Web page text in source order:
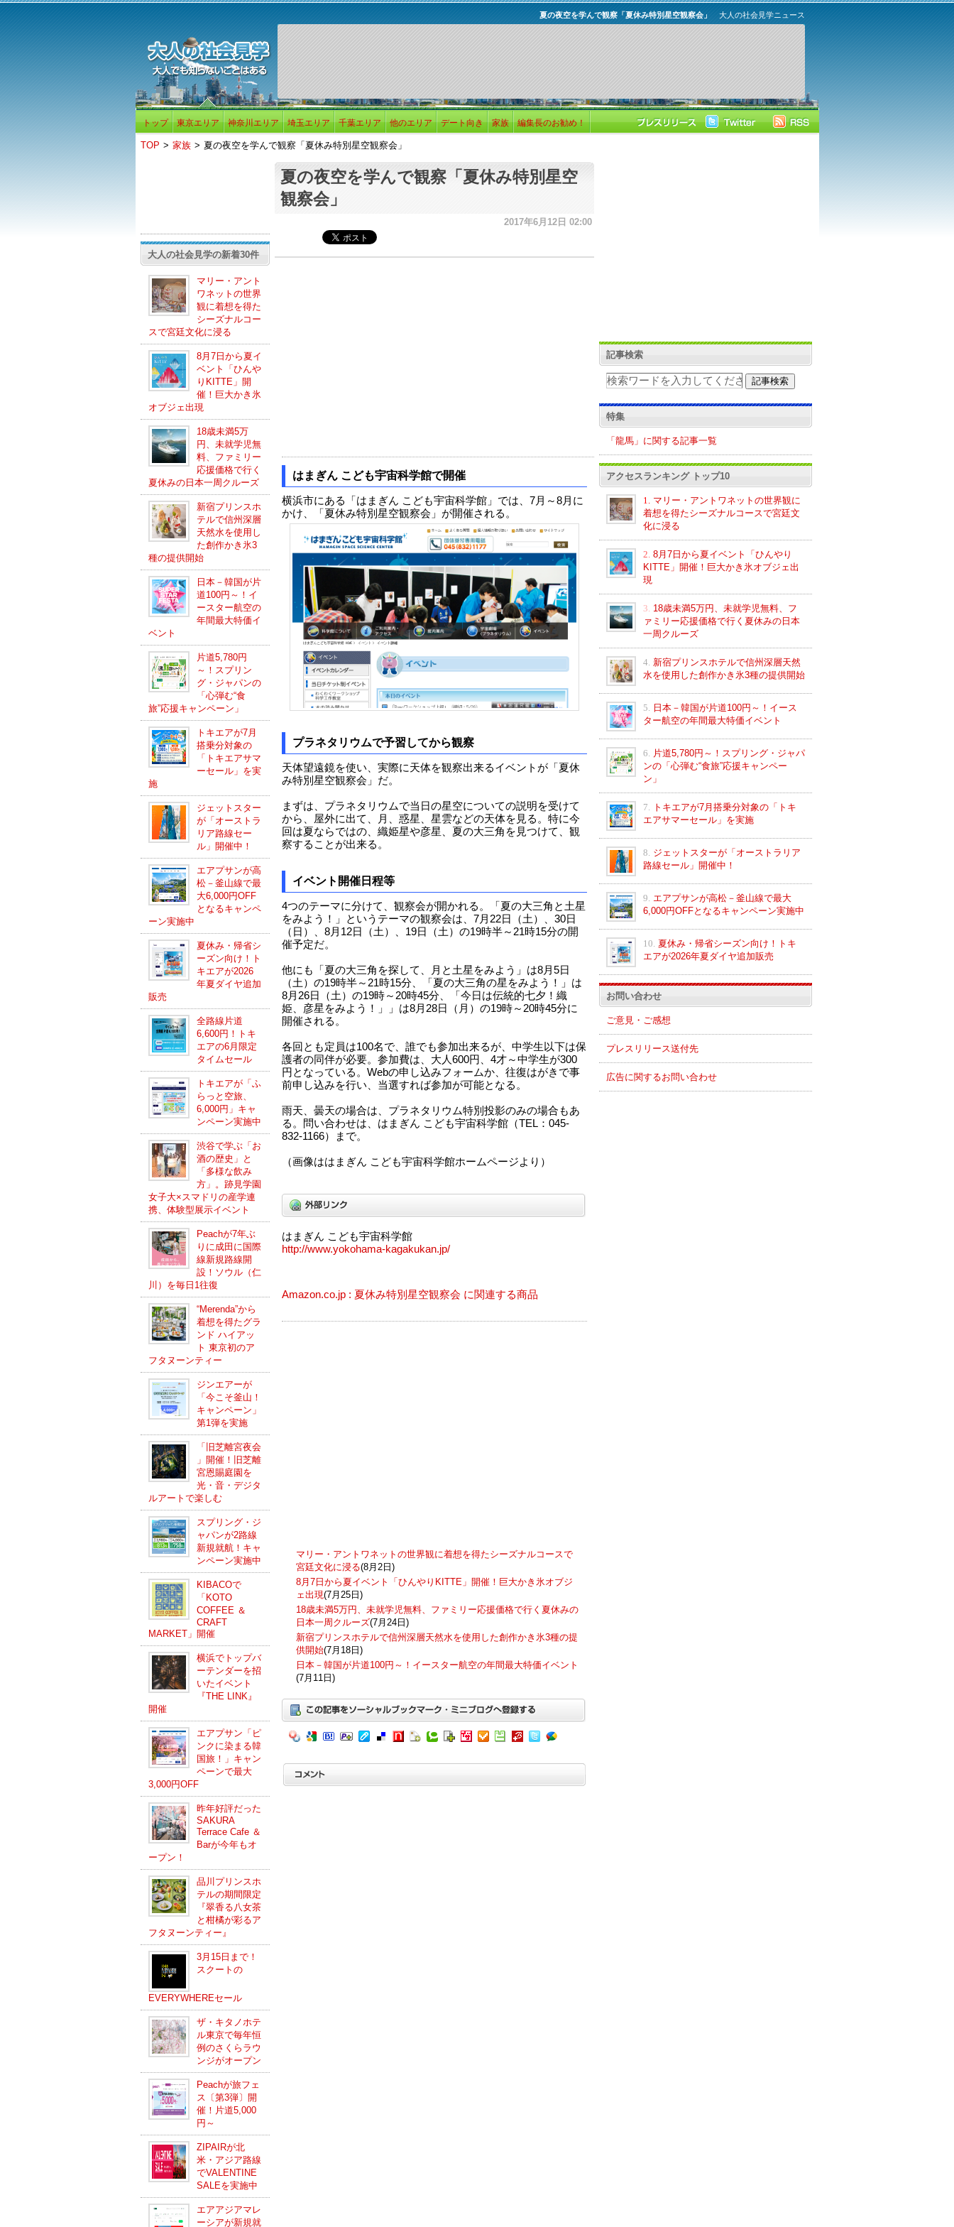
大人の社会見学ニュース
夏の夜空を学んで観察「夏休み特別星空観察会」
トップ 東京エリア 神奈川エリア 埼玉エリア 千葉エリア 他のエリア デート向き 家族 編集長のお勧め！
TOP > 家族 > 夏の夜空を学んで観察「夏休み特別星空観察会」
大人の社会見学の新着30件
マリー・アント
ワネットの世界
観に着想を得た
シーズナルコー
スで宮廷文化に浸る
8月7日から夏イ
ベント「ひんや
りKITTE」開
催！巨大かき氷
オブジェ出現
18歳未満5万
円、未就学児無
料、ファミリー
応援価格で行く
夏休みの日本一周クルーズ
新宿プリンスホ
テルで信州深層
天然水を使用し
た創作かき氷3
種の提供開始
日本－韓国が片
道100円～！イ
ースター航空の
年間最大特価イ
ベント
片道5,780円
～！スプリン
グ・ジャパンの
「心弾む“食
旅”応援キャンペーン」
トキエアが7月
搭乗分対象の
「トキエアサマ
ーセール」を実
施
ジェットスター
が「オーストラ
リア路線セー
ル」開催中！
エアプサンが高
松－釜山線で最
大6,000円OFF
となるキャンペ
ーン実施中
夏休み・帰省シ
ーズン向け！ト
キエアが2026
年夏ダイヤ追加
販売
全路線片道
6,600円！トキ
エアの6月限定
タイムセール
トキエアが「ふ
らっと空旅、
6,000円」キャ
ンペーン実施中
渋谷で学ぶ「お
酒の歴史」と
「多様な飲み
方」。跡見学園
女子大×スマドリの産学連
携、体験型展示イベント
Peachが7年ぶ
りに成田に国際
線新規路線開
設！ソウル（仁
川）を毎日1往復
“Merenda”から
着想を得たグラ
ンド ハイアッ
ト 東京初のア
フタヌーンティー
ジンエアーが
「今こそ釜山！
キャンペーン」
第1弾を実施
「旧芝離宮夜会
」開催！旧芝離
宮恩賜庭園を
光・音・デジタ
ルアートで楽しむ
スプリング・ジ
ャパンが2路線
新規就航！キャ
ンペーン実施中
KIBACOで
「KOTO
COFFEE ＆
CRAFT
MARKET」開催
横浜でトップバ
ーテンダーを招
いたイベント
『THE LINK』
開催
エアプサン「ピ
ンクに染まる韓
国旅！」キャン
ペーンで最大
3,000円OFF
昨年好評だった
SAKURA
Terrace Cafe ＆
Barが今年もオ
ープン！
品川プリンスホ
テルの期間限定
『翠香る八女茶
と柑橘が彩るア
フタヌーンティー』
3月15日まで！
スクートの
EVERYWHEREセール
ザ・キタノホテ
ル東京で毎年恒
例のさくらラウ
ンジがオープン
Peachが旅フェ
ス〔第3弾〕開
催！片道5,000
円～
ZIPAIRが北
米・アジア路線
でVALENTINE
SALEを実施中
エアアジアマレ
ーシアが新規就
夏の夜空を学んで観察「夏休み特別星空
観察会」
2017年6月12日 02:00
はまぎん こども宇宙科学館で開催
横浜市にある「はまぎん こども宇宙科学館」では、7月～8月に
かけ、「夏休み特別星空観察会」が開催される。
プラネタリウムで予習してから観察
天体望遠鏡を使い、実際に天体を観察出来るイベントが「夏休
み特別星空観察会」だ。
まずは、プラネタリウムで当日の星空についての説明を受けて
から、屋外に出て、月、惑星、星雲などの天体を見る。特に今
回は夏ならではの、織姫星や彦星、夏の大三角を見つけて、観
察することが出来る。
イベント開催日程等
4つのテーマに分けて、観察会が開かれる。「夏の大三角と土星
をみよう！」というテーマの観察会は、7月22日（土）、30日
（日）、8月12日（土）、19日（土）の19時半～21時15分の開
催予定だ。
他にも「夏の大三角を探して、月と土星をみよう」は8月5日
（土）の19時半～21時15分、「夏の大三角の星をみよう！」は
8月26日（土）の19時～20時45分、「今日は伝統的七夕！織
姫、彦星をみよう！」」は8月28日（月）の19時～20時45分に
開催される。
各回とも定員は100名で、誰でも参加出来るが、中学生以下は保
護者の同伴が必要。参加費は、大人600円、4才～中学生が300
円となっている。Webの申し込みフォームか、往復はがきで事
前申し込みを行い、当選すれば参加が可能となる。
雨天、曇天の場合は、プラネタリウム特別投影のみの場合もあ
る。問い合わせは、はまぎん こども宇宙科学館（TEL：045-
832-1166）まで。
（画像ははまぎん こども宇宙科学館ホームページより）
はまぎん こども宇宙科学館
http://www.yokohama-kagakukan.jp/
Amazon.co.jp : 夏休み特別星空観察会 に関連する商品
マリー・アントワネットの世界観に着想を得たシーズナルコースで
宮廷文化に浸る(8月2日)
8月7日から夏イベント「ひんやりKITTE」開催！巨大かき氷オブジ
ェ出現(7月25日)
18歳未満5万円、未就学児無料、ファミリー応援価格で行く夏休みの
日本一周クルーズ(7月24日)
新宿プリンスホテルで信州深層天然水を使用した創作かき氷3種の提
供開始(7月18日)
日本－韓国が片道100円～！イースター航空の年間最大特価イベント
(7月11日)
記事検索
特集
「龍馬」に関する記事一覧
アクセスランキング トップ10
1.
マリー・アントワネットの世界観に
着想を得たシーズナルコースで宮廷文
化に浸る
2. 8月7日から夏イベント「ひんやり
KITTE」開催！巨大かき氷オブジェ出
現
3. 18歳未満5万円、未就学児無料、フ
ァミリー応援価格で行く夏休みの日本
一周クルーズ
4. 新宿プリンスホテルで信州深層天然
水を使用した創作かき氷3種の提供開始
5.
日本－韓国が片道100円～！イース
ター航空の年間最大特価イベント
6.
片道5,780円～！スプリング・ジャパ
ンの「心弾む“食旅”応援キャンペー
ン」
7.
トキエアが7月搭乗分対象の「トキ
エアサマーセール」を実施
8. ジェットスターが「オーストラリア
路線セール」開催中！
9. エアプサンが高松－釜山線で最大
6,000円OFFとなるキャンペーン実施中
10. 夏休み・帰省シーズン向け！トキ
エアが2026年夏ダイヤ追加販売
お問い合わせ
ご意見・ご感想
プレスリリース送付先
広告に関するお問い合わせ